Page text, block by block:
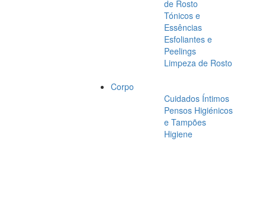
de Rosto
Tónicos e
Essências
Esfoliantes e
Peelings
Limpeza de Rosto
Corpo
Cuidados Íntimos
Pensos Higiénicos
e Tampões
Higiene